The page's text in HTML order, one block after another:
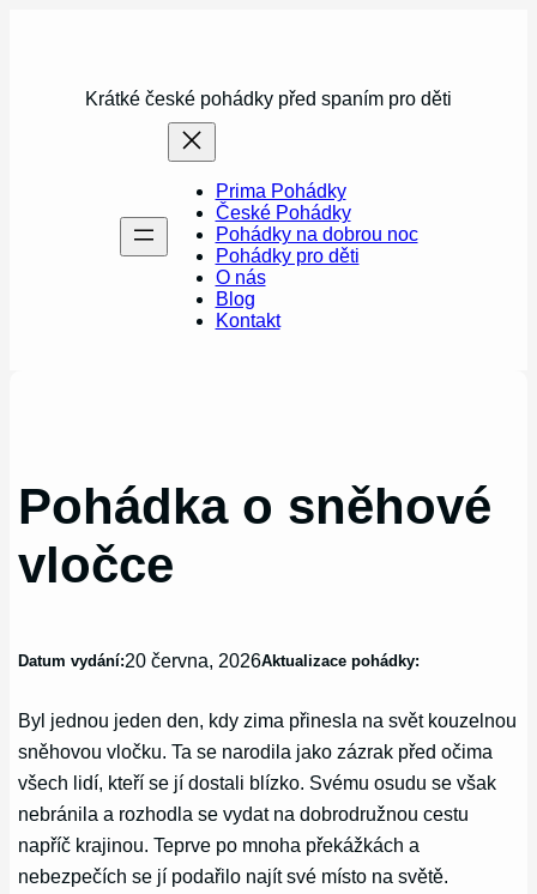
Krátké české pohádky před spaním pro děti
Prima Pohádky
České Pohádky
Pohádky na dobrou noc
Pohádky pro děti
O nás
Blog
Kontakt
Pohádka o sněhové
vločce
Datum vydání:20 června, 2026Aktualizace pohádky:
Byl jednou jeden den, kdy zima přinesla na svět kouzelnou
sněhovou vločku. Ta se narodila jako zázrak před očima
všech lidí, kteří se jí dostali blízko. Svému osudu se však
nebránila a rozhodla se vydat na dobrodružnou cestu
napříč krajinou. Teprve po mnoha překážkách a
nebezpečích se jí podařilo najít své místo na světě.